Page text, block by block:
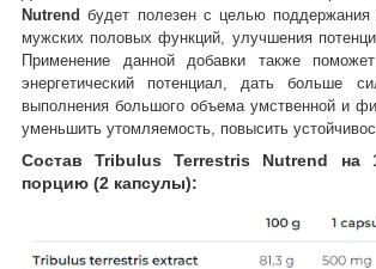
Nutrend будет полезен с целью поддержания
мужских половых функций, улучшения
Применение данной добавки также
энергетический потенциал, дать больше
выполнения большого объема умственной и
уменьшить утомляемость, повысить
Состав Tribulus Terrestris Nutrend на
порцию (2 капсулы):